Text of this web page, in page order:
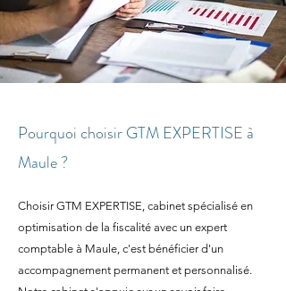
Pourquoi choisir GTM EXPERTISE à
Maule ?
Choisir GTM EXPERTISE, cabinet spécialisé en
optimisation de la fiscalité avec un expert
comptable à Maule, c'est bénéficier d'un
accompagnement permanent et personnalisé.